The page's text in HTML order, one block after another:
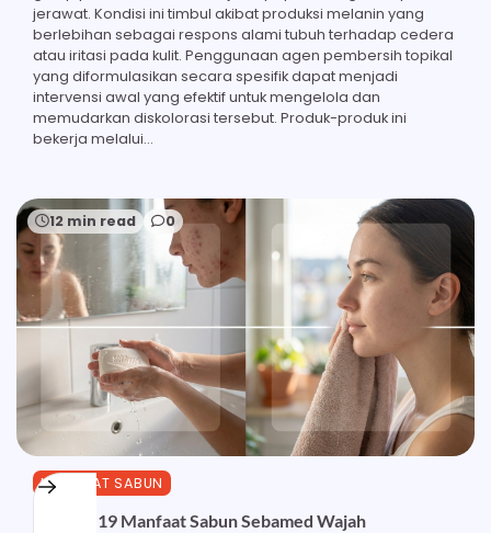
jerawat. Kondisi ini timbul akibat produksi melanin yang
berlebihan sebagai respons alami tubuh terhadap cedera
atau iritasi pada kulit. Penggunaan agen pembersih topikal
yang diformulasikan secara spesifik dapat menjadi
intervensi awal yang efektif untuk mengelola dan
memudarkan diskolorasi tersebut. Produk-produk ini
bekerja melalui…
12 min read 0
MANFAAT SABUN
Ketahui 19 Manfaat Sabun Sebamed Wajah